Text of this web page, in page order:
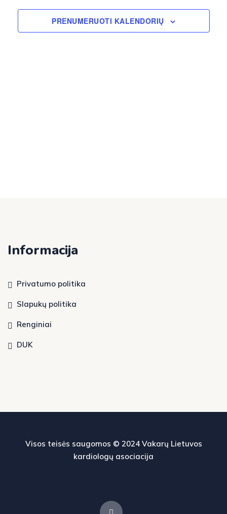
PRENUMERUOTI KALENDORIŲ
Informacija
Privatumo politika
Slapukų politika
Renginiai
DUK
Visos teisės saugomos © 2024 Vakarų Lietuvos
kardiologų asociacija